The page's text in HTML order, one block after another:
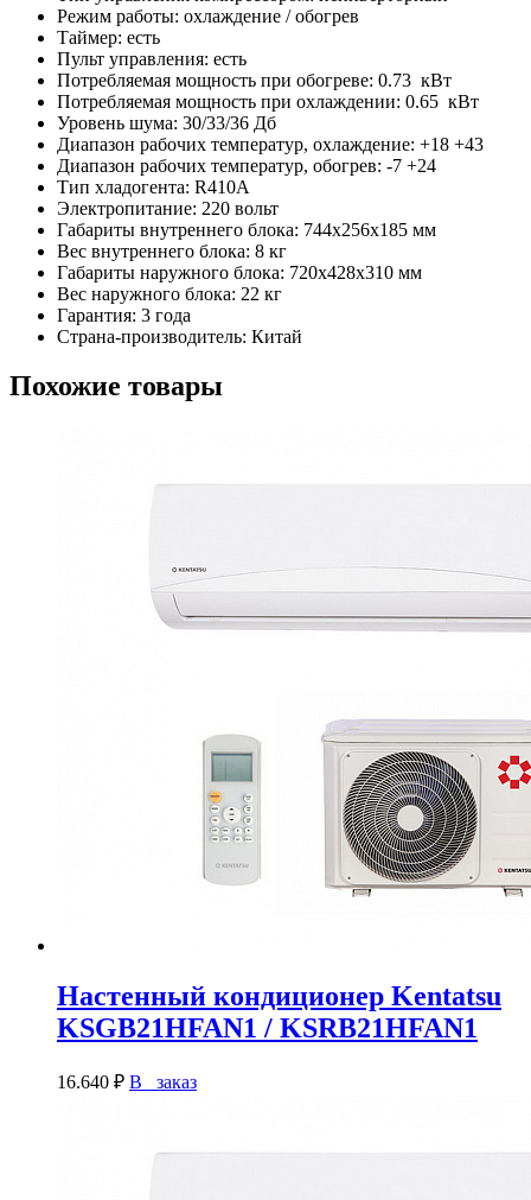
Режим работы: охлаждение / обогрев
Таймер: есть
Пульт управления: есть
Потребляемая мощность при обогреве: 0.73 кВт
Потребляемая мощность при охлаждении: 0.65 кВт
Уровень шума: 30/33/36 Дб
Диапазон рабочих температур, охлаждение: +18 +43
Диапазон рабочих температур, обогрев: -7 +24
Тип хладогента: R410A
Электропитание: 220 вольт
Габариты внутреннего блока: 744x256x185 мм
Вес внутреннего блока: 8 кг
Габариты наружного блока: 720x428x310 мм
Вес наружного блока: 22 кг
Гарантия: 3 года
Страна-производитель: Китай
Похожие товары
Настенный кондиционер Kentatsu
KSGB21HFAN1 / KSRB21HFAN1
16.640 ₽ В заказ